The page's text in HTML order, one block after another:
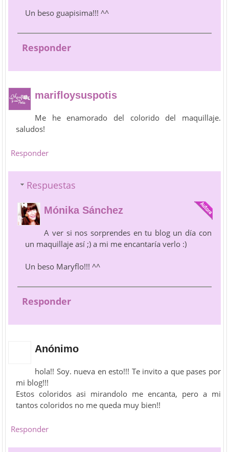
Un beso guapisima!!! ^^
Responder
marifloysuspotis
Me he enamorado del colorido del maquillaje.
saludos!
Responder
Respuestas
Mónika Sánchez
A ver si nos sorprendes en tu blog un día con
un maquillaje así ;) a mi me encantaría verlo :)
Un beso Maryflo!!! ^^
Responder
Anónimo
hola!! Soy. nueva en esto!!! Te invito a que pases por
mi blog!!!
Estos coloridos asi mirandolo me encanta, pero a mi
tantos coloridos no me queda muy bien!!
Responder